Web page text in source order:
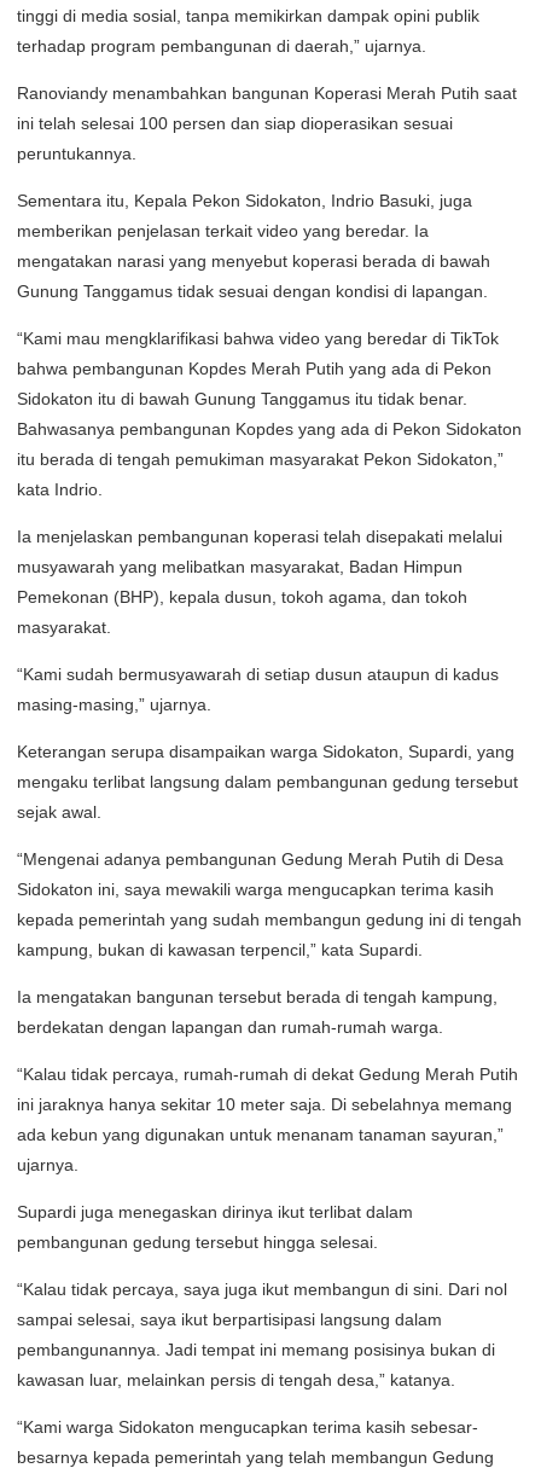
tinggi di media sosial, tanpa memikirkan dampak opini publik
terhadap program pembangunan di daerah,” ujarnya.
Ranoviandy menambahkan bangunan Koperasi Merah Putih saat
ini telah selesai 100 persen dan siap dioperasikan sesuai
peruntukannya.
Sementara itu, Kepala Pekon Sidokaton, Indrio Basuki, juga
memberikan penjelasan terkait video yang beredar. Ia
mengatakan narasi yang menyebut koperasi berada di bawah
Gunung Tanggamus tidak sesuai dengan kondisi di lapangan.
“Kami mau mengklarifikasi bahwa video yang beredar di TikTok
bahwa pembangunan Kopdes Merah Putih yang ada di Pekon
Sidokaton itu di bawah Gunung Tanggamus itu tidak benar.
Bahwasanya pembangunan Kopdes yang ada di Pekon Sidokaton
itu berada di tengah pemukiman masyarakat Pekon Sidokaton,”
kata Indrio.
Ia menjelaskan pembangunan koperasi telah disepakati melalui
musyawarah yang melibatkan masyarakat, Badan Himpun
Pemekonan (BHP), kepala dusun, tokoh agama, dan tokoh
masyarakat.
“Kami sudah bermusyawarah di setiap dusun ataupun di kadus
masing-masing,” ujarnya.
Keterangan serupa disampaikan warga Sidokaton, Supardi, yang
mengaku terlibat langsung dalam pembangunan gedung tersebut
sejak awal.
“Mengenai adanya pembangunan Gedung Merah Putih di Desa
Sidokaton ini, saya mewakili warga mengucapkan terima kasih
kepada pemerintah yang sudah membangun gedung ini di tengah
kampung, bukan di kawasan terpencil,” kata Supardi.
Ia mengatakan bangunan tersebut berada di tengah kampung,
berdekatan dengan lapangan dan rumah-rumah warga.
“Kalau tidak percaya, rumah-rumah di dekat Gedung Merah Putih
ini jaraknya hanya sekitar 10 meter saja. Di sebelahnya memang
ada kebun yang digunakan untuk menanam tanaman sayuran,”
ujarnya.
Supardi juga menegaskan dirinya ikut terlibat dalam
pembangunan gedung tersebut hingga selesai.
“Kalau tidak percaya, saya juga ikut membangun di sini. Dari nol
sampai selesai, saya ikut berpartisipasi langsung dalam
pembangunannya. Jadi tempat ini memang posisinya bukan di
kawasan luar, melainkan persis di tengah desa,” katanya.
“Kami warga Sidokaton mengucapkan terima kasih sebesar-
besarnya kepada pemerintah yang telah membangun Gedung